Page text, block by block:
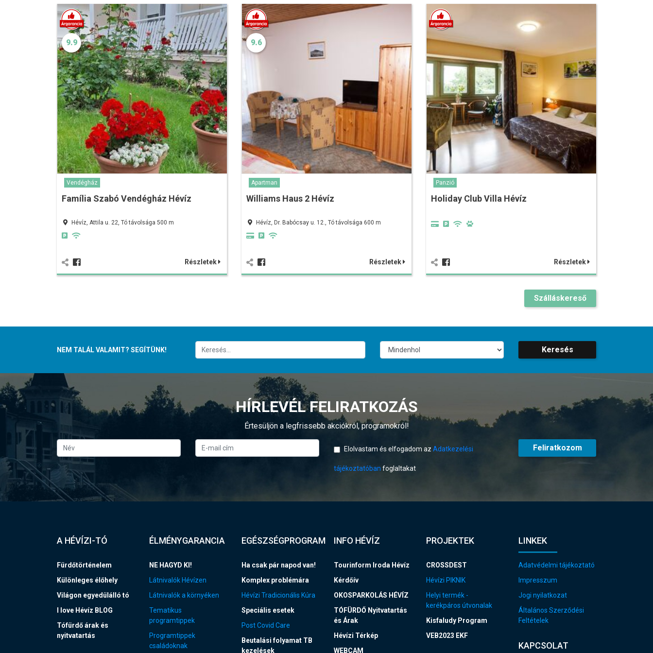
9.9
Vendégház
Família Szabó Vendégház Hévíz
Hévíz, Attila u. 22, Tó távolsága 500 m
Részletek
9.6
Apartman
Williams Haus 2 Hévíz
Hévíz, Dr. Babócsay u. 12., Tó távolsága 600 m
Részletek
Panzió
Holiday Club Villa Hévíz
Részletek
Szálláskereső
NEM TALÁL VALAMIT? SEGÍTÜNK! Keresés
HÍRLEVÉL FELIRATKOZÁS
Értesüljön a legfrissebb akciókról, programokról!
Elolvastam és elfogadom az Adatkezelési
tájékoztatóban foglaltakat
Feliratkozom
A HÉVÍZI-TÓ
Fürdőtörténelem
Különleges élőhely
Világon egyedülálló tó
I love Hévíz BLOG
Tófürdő árak és
nyitvatartás
ÉLMÉNYGARANCIA
NE HAGYD KI!
Látnivalók Hévízen
Látnivalók a környéken
Tematikus
programtippek
Programtippek
családoknak
EGÉSZSÉGPROGRAM
Ha csak pár napod van!
Komplex problémára
Hévízi Tradicionális Kúra
Speciális esetek
Post Covid Care
Beutalási folyamat TB
kezelések
INFO HÉVÍZ
Tourinform Iroda Hévíz
Kérdőív
OKOSPARKOLÁS HÉVÍZ
TÓFÜRDŐ Nyitvatartás
és Árak
Hévízi Térkép
WEBCAM
PROJEKTEK
CROSSDEST
Hévízi PIKNIK
Helyi termék -
kerékpáros útvonalak
Kisfaludy Program
VEB2023 EKF
LINKEK
Adatvédelmi tájékoztató
Impresszum
Jogi nyilatkozat
Általános Szerződési
Feltételek
KAPCSOLAT